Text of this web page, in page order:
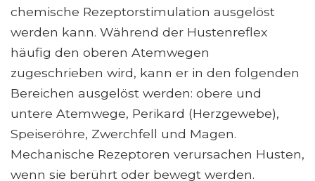
chemische Rezeptorstimulation ausgelöst
werden kann. Während der Hustenreflex
häufig den oberen Atemwegen
zugeschrieben wird, kann er in den folgenden
Bereichen ausgelöst werden: obere und
untere Atemwege, Perikard (Herzgewebe),
Speiseröhre, Zwerchfell und Magen.
Mechanische Rezeptoren verursachen Husten,
wenn sie berührt oder bewegt werden.